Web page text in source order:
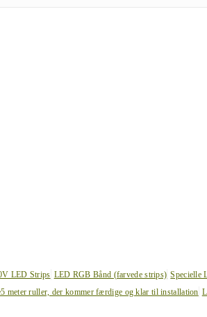
LED Strips LED RGB Bånd (farvede strips) Specielle
5 meter ruller, der kommer færdige og klar til installation